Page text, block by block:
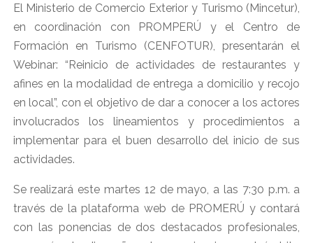
El Ministerio de Comercio Exterior y Turismo (Mincetur),
en coordinación con PROMPERÚ y el Centro de
Formación en Turismo (CENFOTUR), presentarán el
Webinar: “Reinicio de actividades de restaurantes y
afines en la modalidad de entrega a domicilio y recojo
en local”, con el objetivo de dar a conocer a los actores
involucrados los lineamientos y procedimientos a
implementar para el buen desarrollo del inicio de sus
actividades.
Se realizará este martes 12 de mayo, a las 7:30 p.m. a
través de la plataforma web de PROMERÚ y contará
con las ponencias de dos destacados profesionales,